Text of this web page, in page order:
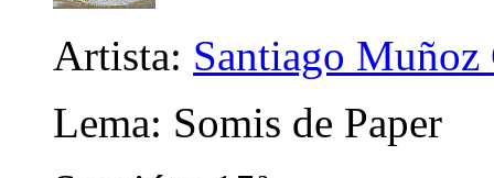
Artista: Santiago
Lema: Somis de Paper